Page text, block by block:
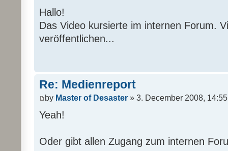
Hallo!
Das Video kursierte im internen Forum.
veröffentlichen...
Re: Medienreport
by Master of Desaster » 3. December 2008, 14:55
Yeah!
Oder gibt allen Zugang zum internen